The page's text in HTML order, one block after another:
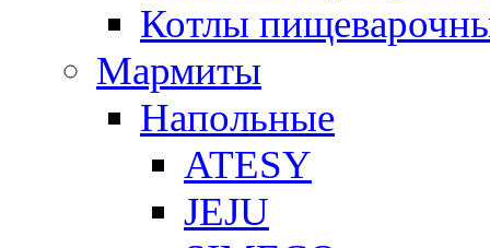
Котлы
Мармиты
Напольные
ATESY
JEJU